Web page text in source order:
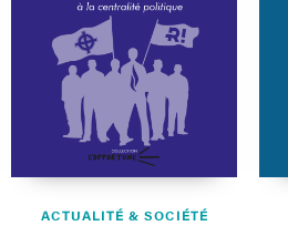
ACTUALITÉ & SOCIÉTÉ